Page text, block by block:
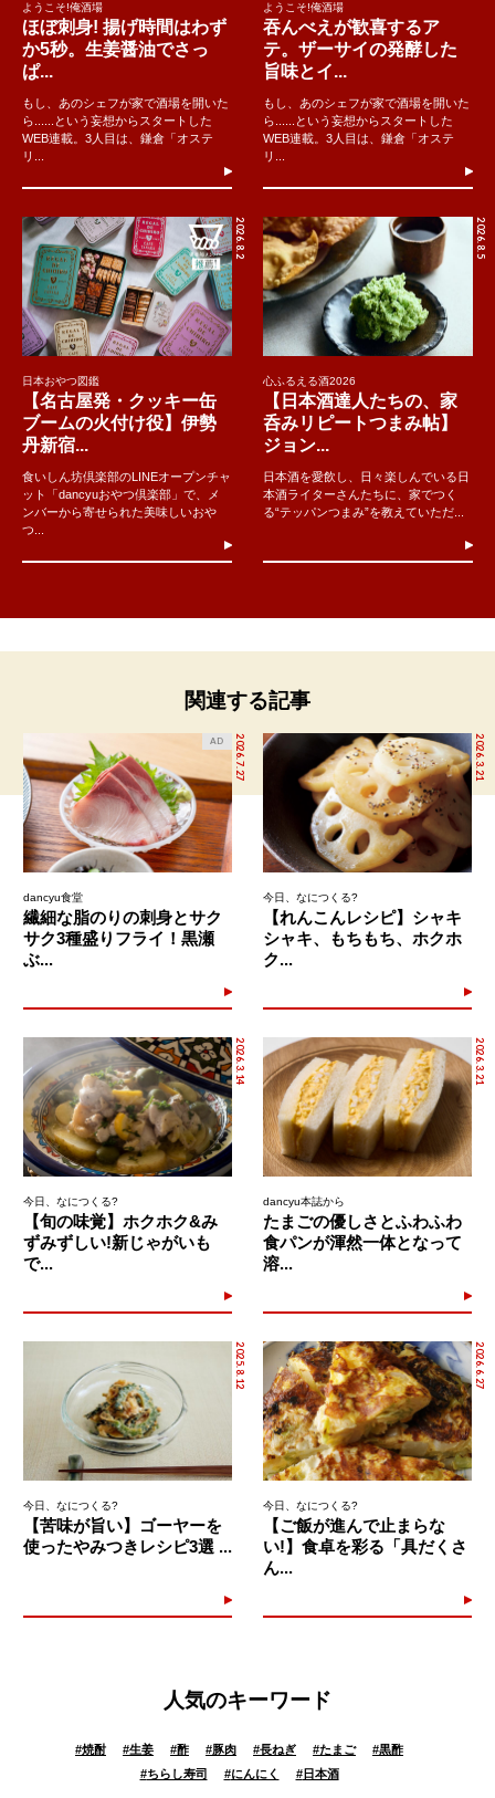
ようこそ!俺酒場
ほぼ刺身! 揚げ時間はわず
か5秒。生姜醤油でさっ
ぱ...
もし、あのシェフが家で酒場を開いた
ら......という妄想からスタートした
WEB連載。3人目は、鎌倉「オステ
リ...
ようこそ!俺酒場
吞んべえが歓喜するア
テ。ザーサイの発酵した
旨味とイ...
もし、あのシェフが家で酒場を開いた
ら......という妄想からスタートした
WEB連載。3人目は、鎌倉「オステ
リ...
2026.8.2
日本おやつ図鑑
【名古屋発・クッキー缶
ブームの火付け役】伊勢
丹新宿...
食いしん坊倶楽部のLINEオープンチャ
ット「dancyuおやつ倶楽部」で、メ
ンバーから寄せられた美味しいおや
つ...
2026.8.5
心ふるえる酒2026
【日本酒達人たちの、家
呑みリピートつまみ帖】
ジョン...
日本酒を愛飲し、日々楽しんでいる日
本酒ライターさんたちに、家でつく
る“テッパンつまみ”を教えていただ...
関連する記事
2026.7.27
AD
dancyu食堂
繊細な脂のりの刺身とサク
サク3種盛りフライ！黒瀬
ぶ...
2026.3.21
今日、なにつくる?
【れんこんレシピ】シャキ
シャキ、もちもち、ホクホ
ク...
2026.3.14
今日、なにつくる?
【旬の味覚】ホクホク&み
ずみずしい!新じゃがいも
で...
2026.3.21
dancyu本誌から
たまごの優しさとふわふわ
食パンが渾然一体となって
溶...
2025.8.12
今日、なにつくる?
【苦味が旨い】ゴーヤーを
使ったやみつきレシピ3選 ...
2026.6.27
今日、なにつくる?
【ご飯が進んで止まらな
い!】食卓を彩る「具だくさ
ん...
人気のキーワード
#焼酎 #生姜 #酢 #豚肉 #長ねぎ #たまご #黒酢
#ちらし寿司 #にんにく #日本酒